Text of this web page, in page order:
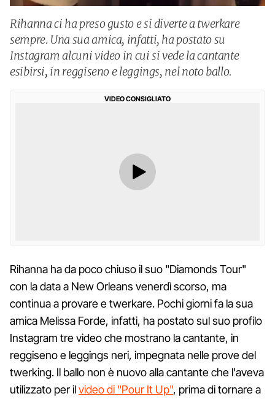
Rihanna ci ha preso gusto e si diverte a twerkare
sempre. Una sua amica, infatti, ha postato su
Instagram alcuni video in cui si vede la cantante
esibirsi, in reggiseno e leggings, nel noto ballo.
VIDEO CONSIGLIATO
Rihanna ha da poco chiuso il suo "Diamonds Tour"
con la data a New Orleans venerdì scorso, ma
continua a provare e twerkare. Pochi giorni fa la sua
amica Melissa Forde, infatti, ha postato sul suo profilo
Instagram tre video che mostrano la cantante, in
reggiseno e leggings neri, impegnata nelle prove del
twerking. Il ballo non è nuovo alla cantante che l'aveva
utilizzato per ilvideo di "Pour It Up", prima di tornare a